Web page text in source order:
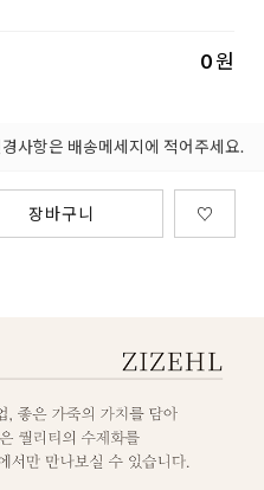
0원
사항은 배송메세지에 적어주세요.
장바구니 ♡